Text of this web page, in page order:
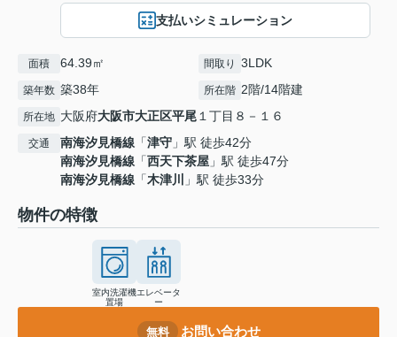
支払いシミュレーション
面積 64.39㎡ 間取り 3LDK
築年数 築38年 所在階 2階/14階建
所在地 大阪府大阪市大正区平尾１丁目８－１６
交通 南海汐見橋線 「津守 」駅 徒歩42分
南海汐見橋線 「西天下茶屋 」駅 徒歩47分
南海汐見橋線 「木津川 」駅 徒歩33分
物件の特徴
室内洗濯機
置場
エレベータ
ー
無料 お問い合わせ